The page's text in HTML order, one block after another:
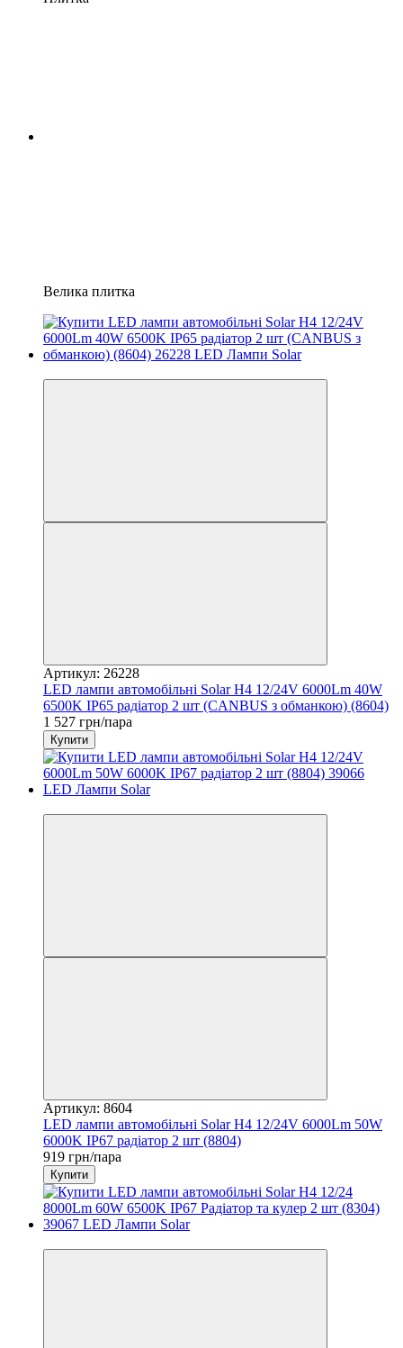
Велика плитка
Артикул: 26228
LED лампи автомобільні Solar H4 12/24V 6000Lm 40W
6500K IP65 радіатор 2 шт (CANBUS з обманкою) (8604)
1 527 грн/пара
Купити
Артикул: 8604
LED лампи автомобільні Solar H4 12/24V 6000Lm 50W
6000K IP67 радіатор 2 шт (8804)
919 грн/пара
Купити